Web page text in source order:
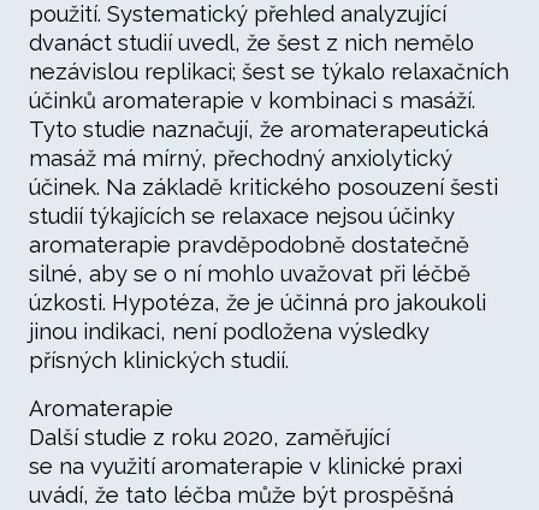
použití. Systematický přehled analyzující
dvanáct studií uvedl, že šest z nich nemělo
nezávislou replikaci; šest se týkalo relaxačních
účinků aromaterapie v kombinaci s masáží.
Tyto studie naznačují, že aromaterapeutická
masáž má mírný, přechodný anxiolytický
účinek. Na základě kritického posouzení šesti
studií týkajících se relaxace nejsou účinky
aromaterapie pravděpodobně dostatečně
silné, aby se o ní mohlo uvažovat při léčbě
úzkosti. Hypotéza, že je účinná pro jakoukoli
jinou indikaci, není podložena výsledky
přísných klinických studií.
Aromaterapie
Další studie z roku 2020, zaměřující
se na využití aromaterapie v klinické praxi
uvádí, že tato léčba může být prospěšná